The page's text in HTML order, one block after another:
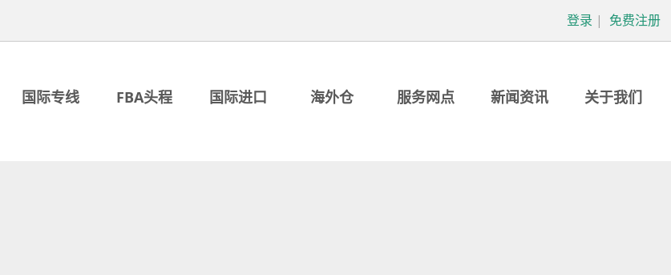
登录 | 免费注册
国际专线 FBA头程 国际进口 海外仓 服务网点 新闻资讯 关于我们